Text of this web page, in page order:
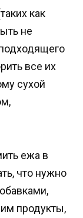
как
не
все их
сухой
ежа в
что нужно
продукты,